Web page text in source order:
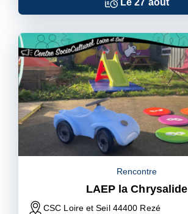
LAEP la Chrysalide
Rencontre
CSC Loire et Seil 44400 Rezé